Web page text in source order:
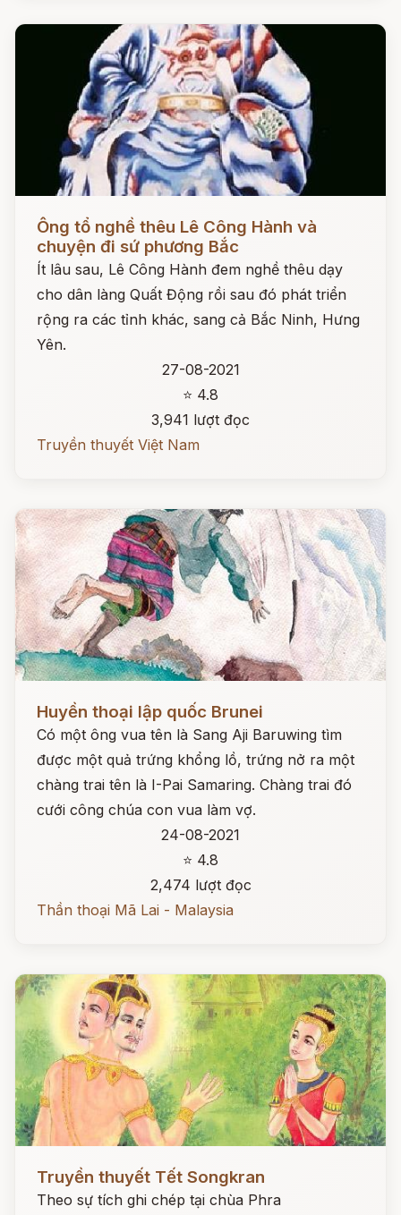
Đọc ngay
Ông tổ nghề thêu Lê Công Hành và
chuyện đi sứ phương Bắc
Ít lâu sau, Lê Công Hành đem nghề thêu dạy
cho dân làng Quất Động rồi sau đó phát triển
rộng ra các tỉnh khác, sang cả Bắc Ninh, Hưng
Yên.
27-08-2021
⭐ 4.8
3,941 lượt đọc
Truyền thuyết Việt Nam
Đọc ngay
Huyền thoại lập quốc Brunei
Có một ông vua tên là Sang Aji Baruwing tìm
được một quả trứng khổng lồ, trứng nở ra một
chàng trai tên là I-Pai Samaring. Chàng trai đó
cưới công chúa con vua làm vợ.
24-08-2021
⭐ 4.8
2,474 lượt đọc
Thần thoại Mã Lai - Malaysia
Đọc ngay
Truyền thuyết Tết Songkran
Theo sự tích ghi chép tại chùa Phra